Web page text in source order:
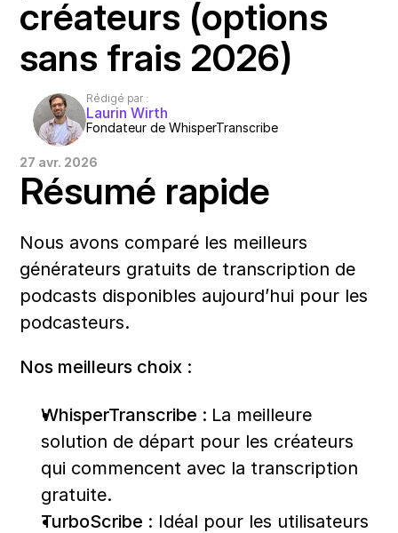
créateurs (options
sans frais 2026)
27 avr. 2026
Résumé rapide
Nous avons comparé les meilleurs
générateurs gratuits de transcription de
podcasts disponibles aujourd’hui pour les
podcasteurs.
Nos meilleurs choix :
WhisperTranscribe : La meilleure
solution de départ pour les créateurs
qui commencent avec la transcription
gratuite.
TurboScribe : Idéal pour les utilisateurs
Rédigé par :
Laurin Wirth
Fondateur de WhisperTranscribe